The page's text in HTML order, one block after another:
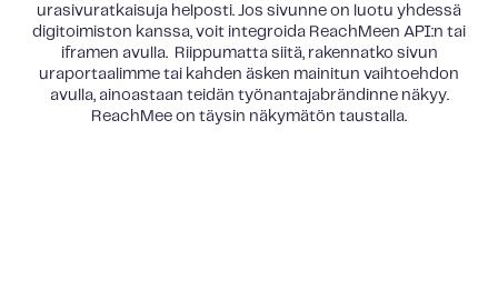
urasivuratkaisuja helposti. Jos sivunne on luotu yhdessä
digitoimiston kanssa, voit integroida ReachMeen API:n tai
iframen avulla. Riippumatta siitä, rakennatko sivun
uraportaalimme tai kahden äsken mainitun vaihtoehdon
avulla, ainoastaan teidän työnantajabrändinne näkyy.
ReachMee on täysin näkymätön taustalla.